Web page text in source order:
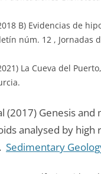
B) Evidencias de
núm. 12 , Jornadas
La Cueva del
(2017) Genesis
analysed by high
Sedimentary